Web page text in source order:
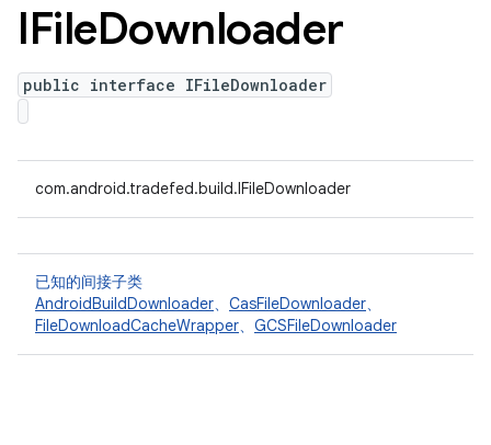
IFileDownloader
public interface IFileDownloader
com.android.tradefed.build.IFileDownloader
已知的间接子类
AndroidBuildDownloader、 CasFileDownloader、
FileDownloadCacheWrapper、 GCSFileDownloader